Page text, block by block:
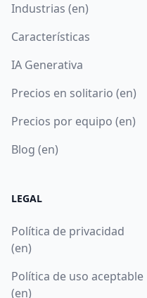
Industrias (en)
Características
IA Generativa
Precios en solitario (en)
Precios por equipo (en)
Blog (en)
LEGAL
Política de privacidad
(en)
Política de uso aceptable
(en)